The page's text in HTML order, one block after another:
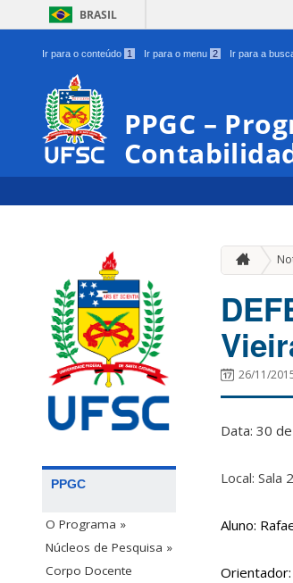
BRASIL
Ir para o conteúdo 1 Ir para o menu 2 Ir para a
PPGC –
PPGC
O Programa »
Núcleos de Pesquisa »
Corpo Docente
26/11/
Data: 30
Local: Sala
Aluno: